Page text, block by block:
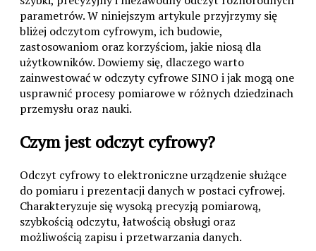
parametrów. W niniejszym artykule przyjrzymy się
bliżej odczytom cyfrowym, ich budowie,
zastosowaniom oraz korzyściom, jakie niosą dla
użytkowników. Dowiemy się, dlaczego warto
zainwestować w odczyty cyfrowe SINO i jak mogą one
usprawnić procesy pomiarowe w różnych dziedzinach
przemysłu oraz nauki.
Czym jest odczyt cyfrowy?
Odczyt cyfrowy to elektroniczne urządzenie służące
do pomiaru i prezentacji danych w postaci cyfrowej.
Charakteryzuje się wysoką precyzją pomiarową,
szybkością odczytu, łatwością obsługi oraz
możliwością zapisu i przetwarzania danych.